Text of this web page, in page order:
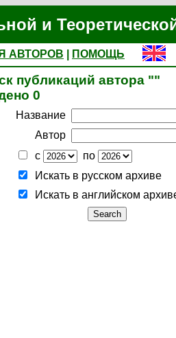
и
АВТОРОВ
ПОМОЩЬ
публикаций автора ""
0
Название
Автор
с
по
Искать в русском архиве
Искать в английском